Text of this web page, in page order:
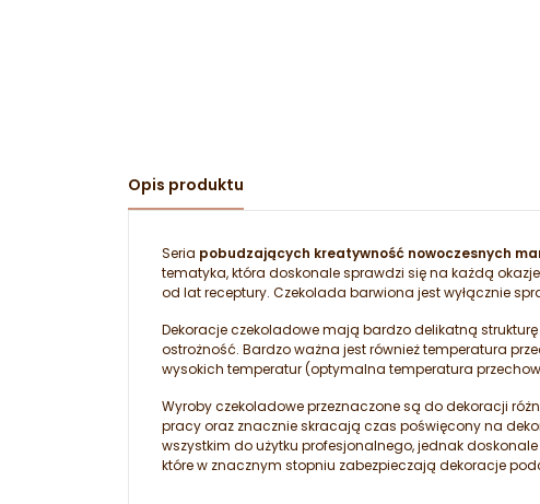
Opis produktu
Seria pobudzających kreatywność nowoczesnych
tematyka, która doskonale sprawdzi się na każdą
od lat receptury. Czekolada barwiona jest wyłącznie
Dekoracje czekoladowe mają bardzo delikatną
ostrożność. Bardzo ważna jest również temperatura
wysokich temperatur (optymalna temperatura
Wyroby czekoladowe przeznaczone są do dekoracji
pracy oraz znacznie skracają czas poświęcony na
wszystkim do użytku profesjonalnego, jednak
które w znacznym stopniu zabezpieczają dekoracje